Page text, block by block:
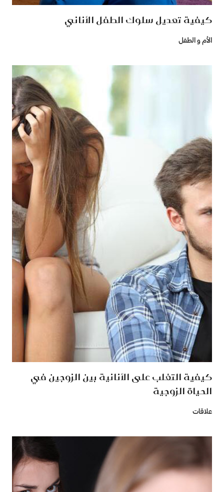
كيفية تعديل سلوك الطفل الأناني
الأم و الطفل
كيفية التغلب على الأنانية بين الزوجين في
الحياة الزوجية
علاقات